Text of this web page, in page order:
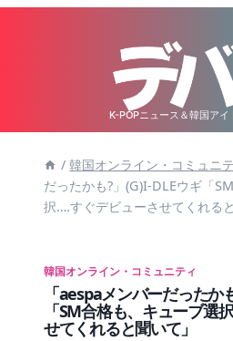
K-POPニュース＆韓国ア
/ 韓国オンライン・コミュニ
だったかも?」(G)I-DLEウギ「
択….すぐデビューさせてくれる
韓国オンライン・コミュニティ
「aespaメンバーだったか
「SM合格も、キューブ選
せてくれると聞いて」